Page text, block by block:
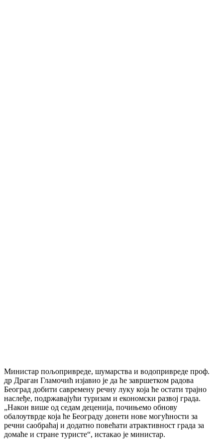
Министар пољопривреде, шумарства и водопривреде проф.
др Драган Гламочић изјавио је да ће завршетком радова
Београд добити савремену речну луку која ће остати трајно
наслеђе, подржавајући туризам и економски развој града.
„Након више од седам деценија, почињемо обнову
обалоутврде која ће Београду донети нове могућности за
речни саобраћај и додатно повећати атрактивност града за
домаће и стране туристе“, истакао је министар.